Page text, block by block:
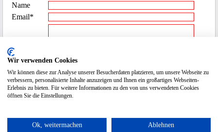
Name
Email*
Beitrag**
Spamcode
eingeben
4839
* die Emailadresse wird nicht veröffentlicht.
Wir verwenden Cookies
Wir können diese zur Analyse unserer Besucherdaten platzieren, um unsere Webseite zu
verbessern, personalisierte Inhalte anzuzeigen und Ihnen ein großartiges Webseiten-
Erlebnis zu bieten. Für weitere Informationen zu den von uns verwendeten Cookies
öffnen Sie die Einstellungen.
Ok, weitermachen Ablehnen